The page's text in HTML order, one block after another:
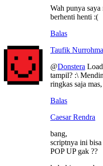
Wah punya
berhenti henti :(
Balas
Taufik
@Donstera
tampil? :\
ringkas saja mas,
Balas
Caesar Rendra
bang,
scriptnya ini
POP UP gak ??